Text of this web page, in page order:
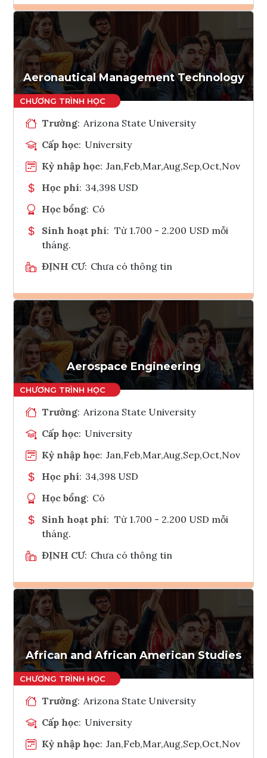
Ghi danh
Tham vấn Interlink
Aeronautical Management Technology
Trường: Arizona State University
Cấp học: University
Kỳ nhập học: Jan,Feb,Mar,Aug,Sep,Oct,Nov
Học phí: 34,398 USD
Học bổng: Có
Sinh hoạt phí: Từ 1.700 - 2.200 USD mỗi
tháng.
ĐỊNH CƯ: Chưa có thông tin
Ghi danh
Tham vấn Interlink
Aerospace Engineering
Trường: Arizona State University
Cấp học: University
Kỳ nhập học: Jan,Feb,Mar,Aug,Sep,Oct,Nov
Học phí: 34,398 USD
Học bổng: Có
Sinh hoạt phí: Từ 1.700 - 2.200 USD mỗi
tháng.
ĐỊNH CƯ: Chưa có thông tin
Ghi danh
Tham vấn Interlink
African and African American Studies
Trường: Arizona State University
Cấp học: University
Kỳ nhập học: Jan,Feb,Mar,Aug,Sep,Oct,Nov